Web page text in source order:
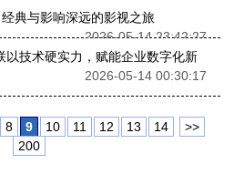
典与影响深远的影视之旅
2026-05-14 23:42:27
以技术硬实力，赋能企业数字化新
2026-05-14 00:30:17
8 9 10 11 12 13 14
>>
200